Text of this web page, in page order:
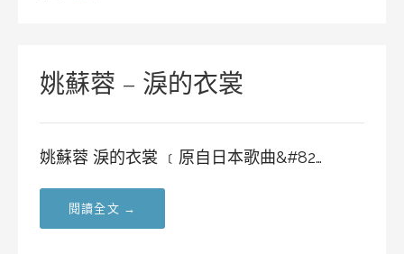
姚蘇蓉 – 淚的衣裳
姚蘇蓉 淚的衣裳 ﹝原自日本歌曲&#82…
閱讀全文 →